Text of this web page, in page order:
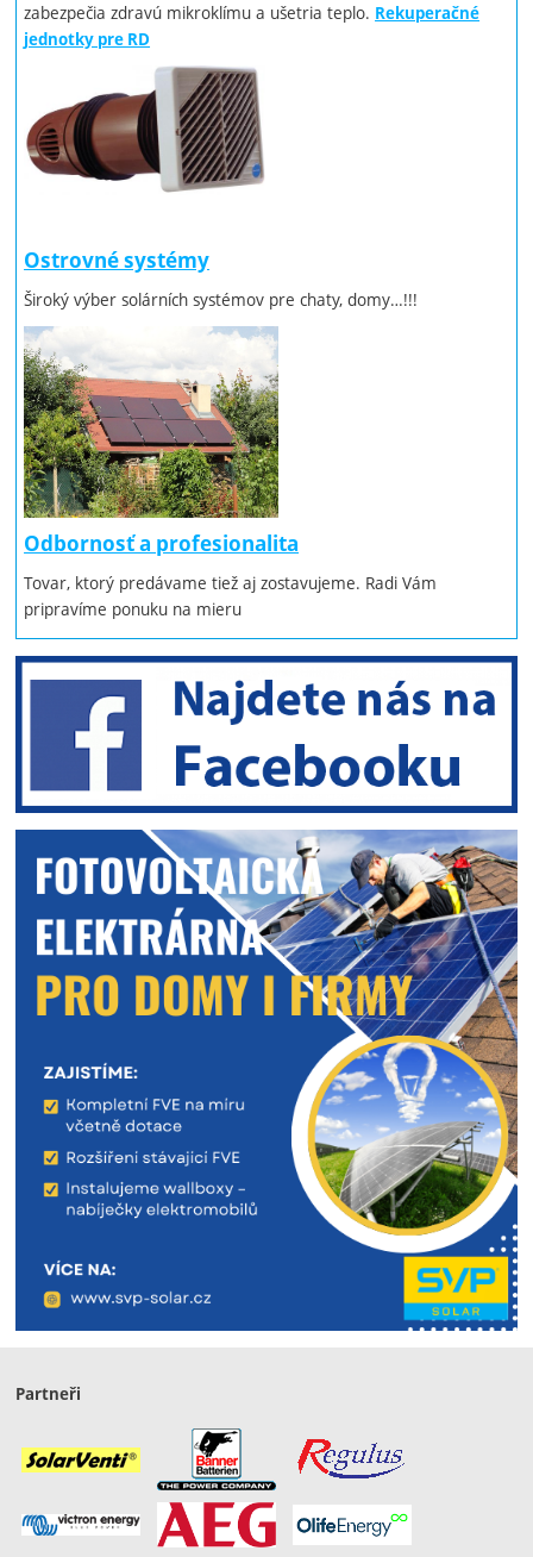
zabezpečia zdravú mikroklímu a ušetria teplo. Rekuperačné
jednotky pre RD
Ostrovné systémy
Široký výber solárních systémov pre chaty, domy…!!!
Odbornosť a profesionalita
Tovar, ktorý predávame tiež aj zostavujeme. Radi Vám
pripravíme ponuku na mieru
Partneři